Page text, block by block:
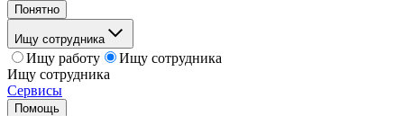
Понятно
Ищу сотрудника
Ищу работу
Ищу сотрудника
Ищу сотрудника
Сервисы
Помощь